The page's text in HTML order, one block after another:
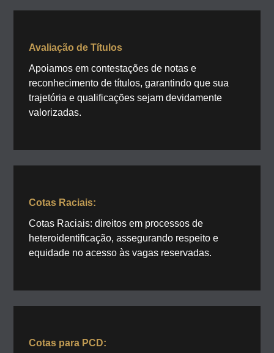
Avaliação de Títulos
Apoiamos em contestações de notas e
reconhecimento de títulos, garantindo que sua
trajetória e qualificações sejam devidamente
valorizadas.
Cotas Raciais:
Cotas Raciais: direitos em processos de
heteroidentificação, assegurando respeito e
equidade no acesso às vagas reservadas.
Cotas para PCD: